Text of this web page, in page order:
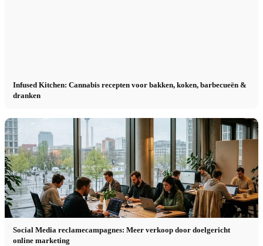
Infused Kitchen: Cannabis recepten voor bakken, koken, barbecueën &
dranken
Social Media reclamecampagnes: Meer verkoop door doelgericht
online marketing